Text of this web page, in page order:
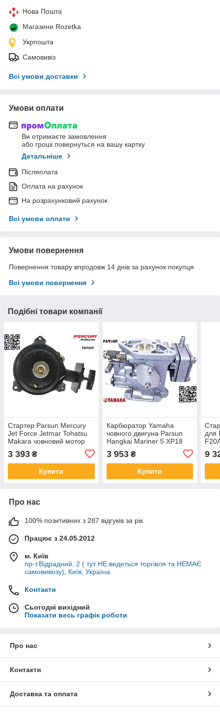
Нова Пошта
Магазини Rozetka
Укрпошта
Самовивіз
Всі умови доставки
Умови оплати
Ви отримаєте замовлення
або гроші повернуться на вашу картку
Детальніше
Післяплата
Оплата на рахунок
На розрахунковий рахунок
Всі умови оплати
Умови повернення
Повернення товару впродовж 14 днів за рахунок покупця
Всі умови повернення
Подібні товари компанії
Стартер Parsun Mercury
Jet Force Jetmar Tohatsu
Makara човновий мотор
OR525614 T5-05040000
dget force 1E-59F 030512
3 393 ₴
Купити
Карбюратор Yamaha
човного двигуна Parsun
Hangkai Mariner 5 XP18
6G1-14301-01 6L5-14301-
03 TH120096 T5-
3 953₴
Купити
для
9
Про нас
100% позитивних з 287 відгуків за рік
Працює з 24.05.2012
м. Київ
пр-т.Відрадний, 2 ( тут НЕ ведеться торгівля та НЕМАЄ
самовивозу), Київ, Україна
Контакти
Сьогодні вихідний
Показати весь графік роботи
Про нас
Контакти
Доставка та оплата